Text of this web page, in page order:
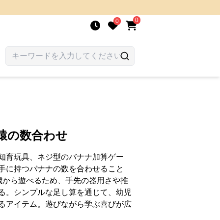
0 0
の数合わせ
育玩具、ネジ型のバナナ加算ゲー
に持つバナナの数を合わせること
ら遊べるため、手先の器用さや推
。シンプルな足し算を通じて、幼児
アイテム。遊びながら学ぶ喜びが広